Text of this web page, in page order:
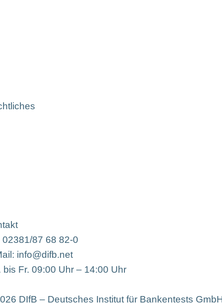
02381/87 68 82-0
info@difb.net
bis Fr. 09:00 Uhr – 14:00 Uhr
DIfB – Deutsches Institut für Bankentests